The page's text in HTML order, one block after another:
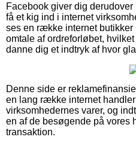
Facebook giver dig
få et kig ind i internet
ses en række internet butikker
omtale af ordreforløbet,
danne dig et indtryk af hvor
Denne side er
en lang række internet
virksomhedernes varer, og
en af de besøgende på vores
transaktion.